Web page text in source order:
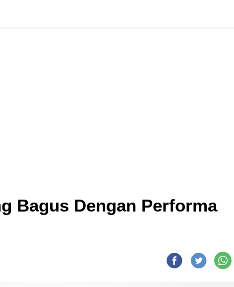
Bagus Dengan Performa